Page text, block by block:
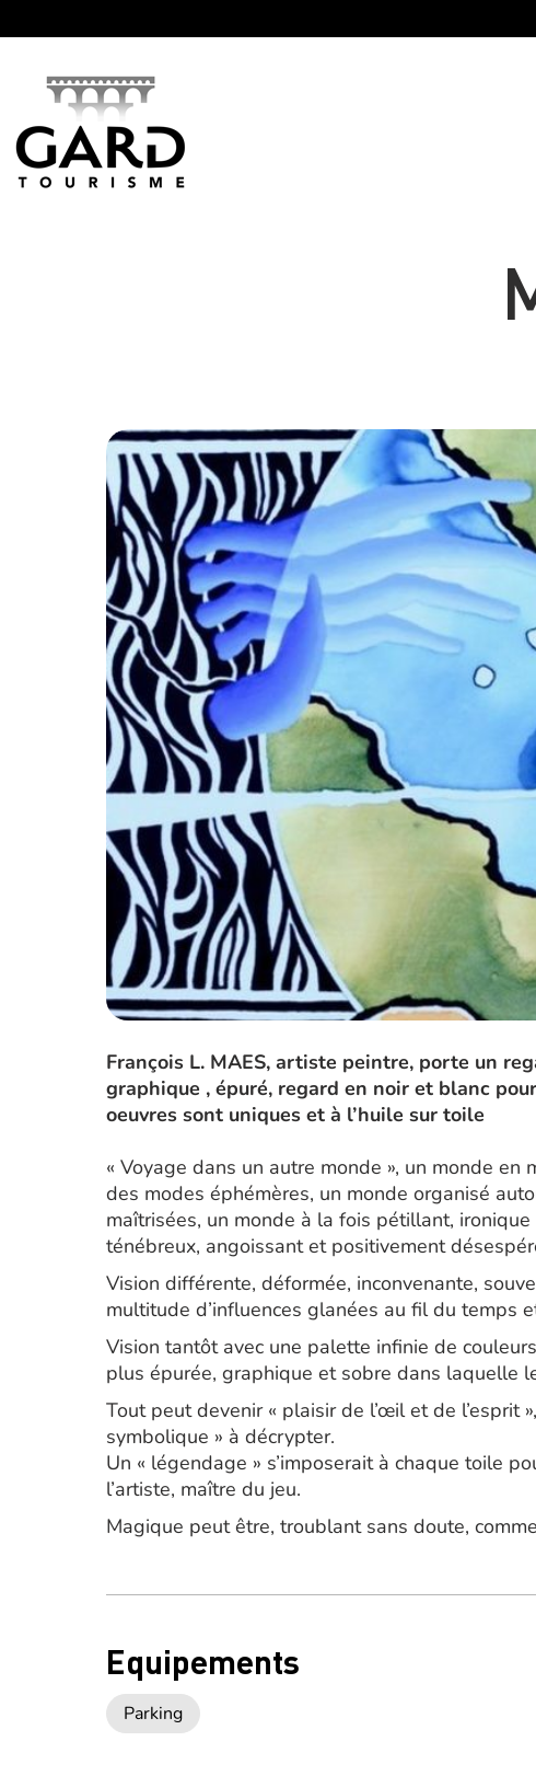
François L. MAES, artiste peintre, porte un
graphique , épuré, regard en noir et blanc
oeuvres sont uniques et à l’huile sur toile
« Voyage dans un autre monde », un monde
des modes éphémères, un monde organisé
maîtrisées, un monde à la fois pétillant,
ténébreux, angoissant et positivement
Vision différente, déformée, inconvenante,
multitude d’influences glanées au fil du temps
Vision tantôt avec une palette infinie de
plus épurée, graphique et sobre dans laquelle
Tout peut devenir « plaisir de l’œil et de l’esprit
symbolique » à décrypter.
Un « légendage » s’imposerait à chaque toile
l’artiste, maître du jeu.
Magique peut être, troublant sans doute,
Equipements
Parking